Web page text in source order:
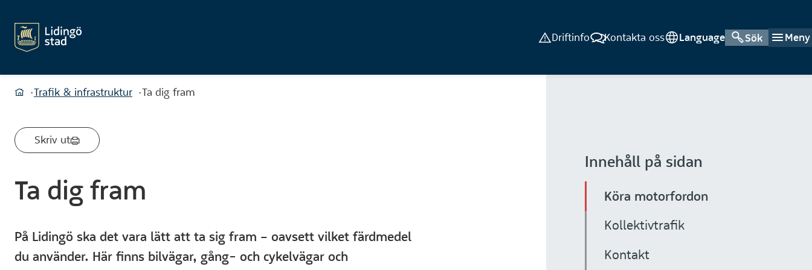
Sök Meny
Driftinfo Kontakta oss Language
Du är här:
Hem
Trafik & infrastruktur Ta dig fram
Skriv ut
Ta dig fram
På Lidingö ska det vara lätt att ta sig fram – oavsett vilket färdmedel
du använder. Här finns bilvägar, gång- och cykelvägar och
Innehåll på sidan
Köra motorfordon
Kollektivtrafik
Kontakt